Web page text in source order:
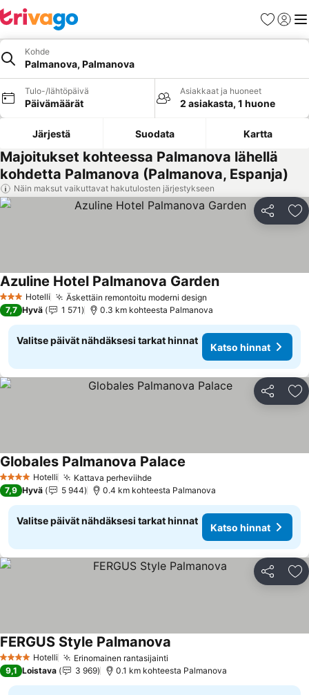
Suosikit
Kohde
Palmanova, Palmanova
Tulo-/lähtöpäivä
Päivämäärät
Asiakkaat ja huoneet
2 asiakasta, 1 huone
Järjestä Suodata Kartta
Majoitukset kohteessa Palmanova lähellä
kohdetta Palmanova (Palmanova, Espanja)
Näin maksut vaikuttavat hakutulosten järjestykseen
Jaa
3 Tähtiluokitus
Hotelli Äskettäin remontoitu moderni design
Azuline Hotel Palmanova Garden
7,7 Hyvä 1 571 0.3 km kohteesta Palmanova
Valitse päivät nähdäksesi tarkat hinnat
Katso hinnat
Jaa
4 Tähtiluokitus
Hotelli Kattava perheviihde
Globales Palmanova Palace
7,9 Hyvä 5 944 0.4 km kohteesta Palmanova
Valitse päivät nähdäksesi tarkat hinnat
Katso hinnat
Jaa
4 Tähtiluokitus
Hotelli Erinomainen rantasijainti
FERGUS Style Palmanova
9,1 Loistava 3 969 0.1 km kohteesta Palmanova